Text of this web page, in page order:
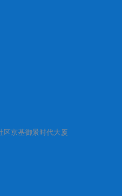
区京基御景时代大厦